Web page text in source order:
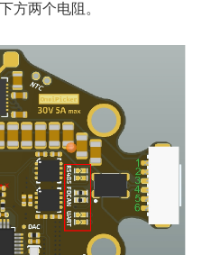
方两个电阻。